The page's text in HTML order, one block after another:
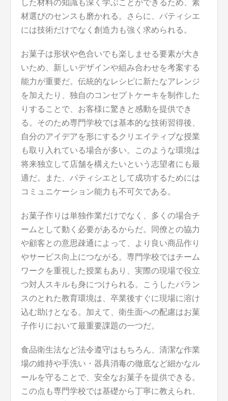
した材料の知識も深く学ぶことができるため、素
材選びのセンスも磨かれる。さらに、パティシエ
には技術だけでなく創造力も強く求められる。
お菓子は形状や色合いでも楽しませる要素が大き
いため、新しいデザインや組み合わせを考案する
能力が重要だ。伝統的なレシピに新たなアレンジ
を加えたり、独自のコンセプトケーキを制作した
りすることで、お客様に驚きと感動を提供でき
る。そのため専門学校では基本的な技術習得後、
自分のアイデアを形にするクリエイティブな授業
も取り入れている場合が多い。このような環境は
将来独立して店舗を構えたいという志望者にも最
適だ。また、パティシエとして成功するためには
コミュニケーション能力も不可欠である。
お菓子作りは単独作業だけでなく、多くの場合チ
ームとして動く必要があるからだ。同僚との協力
や顧客との意思疎通によって、より良い商品作り
やサービス向上につながる。専門学校ではチーム
ワークを重視した授業もあり、実際の現場で役立
つ対人スキルも身につけられる。こうしたバラン
スのとれた教育環境は、卒業後すぐに現場に溶け
込む助けとなる。加えて、衛生面への配慮はお菓
子作りにおいて最重要課題の一つだ。
食品衛生法など法令遵守はもちろん、清潔な作業
場の維持や手洗い・器具消毒の徹底など細かなル
ールを守ることで、安全なお菓子を提供できる。
この点も専門学校では基礎から丁寧に教えられ、